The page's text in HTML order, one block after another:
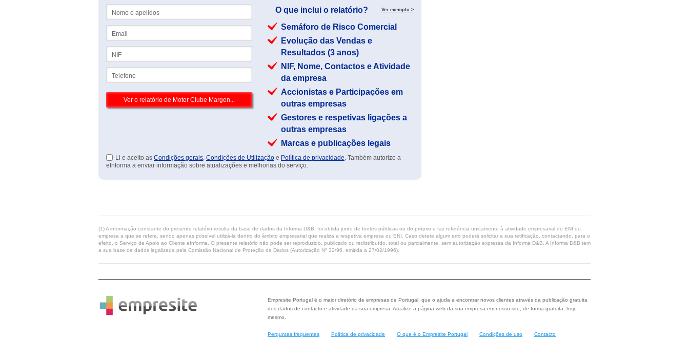
O que inclui o relatório? Ver exemplo >
Semáforo de Risco Comercial
Evolução das Vendas e
Resultados (3 anos)
NIF, Nome, Contactos e Atividade
da empresa
Accionistas e Participações em
outras empresas
Gestores e respetivas ligações a
outras empresas
Marcas e publicações legais
Li e aceito as Condições gerais, Condições de Utilização e Política de privacidade. Também autorizo a
eInforma a enviar informação sobre atualizações e melhorias do serviço.
(1) A informação constante do presente relatório resulta da base de dados da Informa D&B, foi obtida junto de fontes públicas ou do próprio e faz referência unicamente à atividade empresarial do ENI ou
empresa a que se refere, sendo apenas possível utilizá-la dentro do âmbito empresarial que realiza a respetiva empresa ou ENI. Caso detete algum erro poderá solicitar a sua retificação, contactando, para o
efeito, o Serviço de Apoio ao Cliente eInforma. O presente relatório não pode ser reproduzido, publicado ou redistribuído, total ou parcialmente, sem autorização expressa da Informa D&B. A Informa D&B tem
a sua base de dados legalizada pela Comissão Nacional de Proteção de Dados (Autorização Nº 32/96, emitida a 27/02/1996).
Empresite Portugal é o maior diretório de empresas de Portugal, que o ajuda a encontrar novos clientes através da publicação gratuita
dos dados de contacto e atividade da sua empresa. Atualize a página web da sua empresa em nosso site, de forma gratuita, hoje
mesmo.
Perguntas frequentes Política de privacidade O que é o Empresite Portugal Condições de uso Contacto